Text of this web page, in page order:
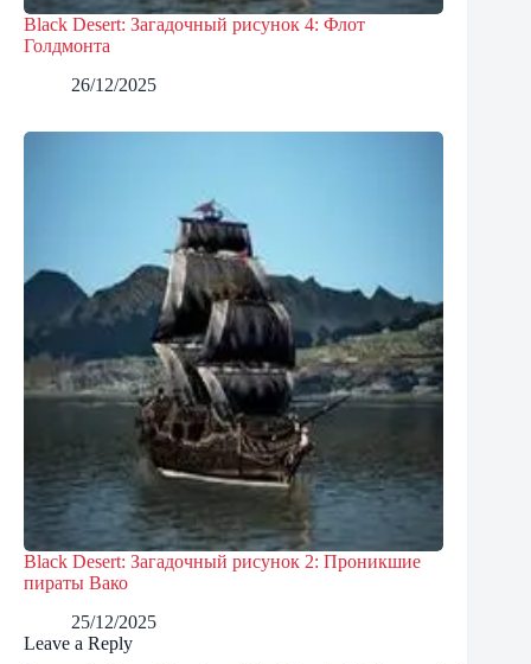
Black Desert: Загадочный рисунок 4: Флот
Голдмонта
26/12/2025
Black Desert: Загадочный рисунок 2: Проникшие
пираты Вако
25/12/2025
Leave a Reply